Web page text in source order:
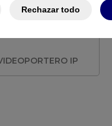
Rechazar todo
IP